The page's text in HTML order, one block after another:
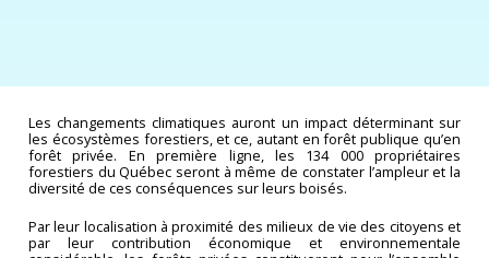
Les changements climatiques auront un impact déterminant sur
les écosystèmes forestiers, et ce, autant en forêt publique qu’en
forêt privée. En première ligne, les 134 000 propriétaires
forestiers du Québec seront à même de constater l’ampleur et la
diversité de ces conséquences sur leurs boisés.
Par leur localisation à proximité des milieux de vie des citoyens et
par leur contribution économique et environnementale